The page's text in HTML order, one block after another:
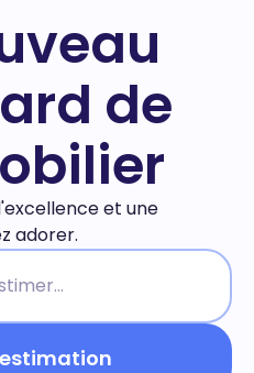
de
et une
adorer.